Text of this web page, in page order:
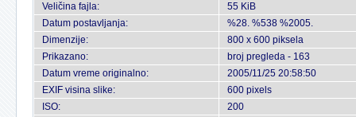
Veličina fajla:
55 KiB
Datum postavljanja:
%28. %538 %2005.
Dimenzije:
800 x 600 piksela
Prikazano:
broj pregleda - 163
Datum vreme originalno:
2005/11/25 20:58:50
EXIF visina slike:
600 pixels
ISO:
200